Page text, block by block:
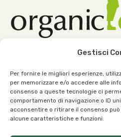
Gestisci
Per fornire le migliori esperienze,
per memorizzare e/o accedere alle
consenso a queste tecnologie ci
comportamento di navigazione o ID
acconsentire o ritirare il consenso
alcune caratteristiche e funzioni.
Notre siège :
Viale dell’Industria, 1 –